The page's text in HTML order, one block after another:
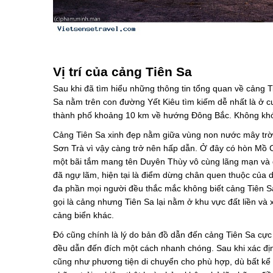
Vị trí của cảng Tiên Sa
Sau khi đã tìm hiểu những thông tin tổng quan về cảng
Sa nằm trên con đường Yết Kiêu tìm kiếm dễ nhất là ở
thành phố khoảng 10 km về hướng Đông Bắc. Không
Cảng Tiên Sa xinh đẹp nằm giữa vùng non nước mây
Sơn Trà vì vậy càng trở nên hấp dẫn. Ở đây có hòn
một bãi tắm mang tên Duyên Thùy vô cùng lãng mạn
đã ngự lãm, hiện tại là điểm dừng chân quen thuộc của
đa phần mọi người đều thắc mắc không biết cảng Tiên
gọi là cảng nhưng Tiên Sa lại nằm ở khu vực đất liền
cảng biển khác.
Đó cũng chính là lý do bản đồ dẫn đến cảng Tiên Sa
đều dẫn đến đích một cách nhanh chóng. Sau khi xác
cũng như phương tiện di chuyển cho phù hợp, dù bất